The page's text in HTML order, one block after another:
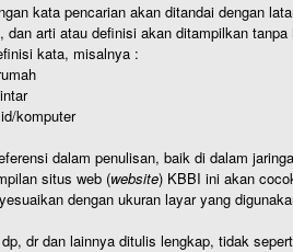
kata pencarian akan ditandai dengan
arti atau definisi akan ditampilkan
kata, misalnya :
komputer
dalam penulisan, baik di dalam
situs web (website) KBBI ini akan
dengan ukuran layar yang
dr dan lainnya ditulis lengkap, tidak